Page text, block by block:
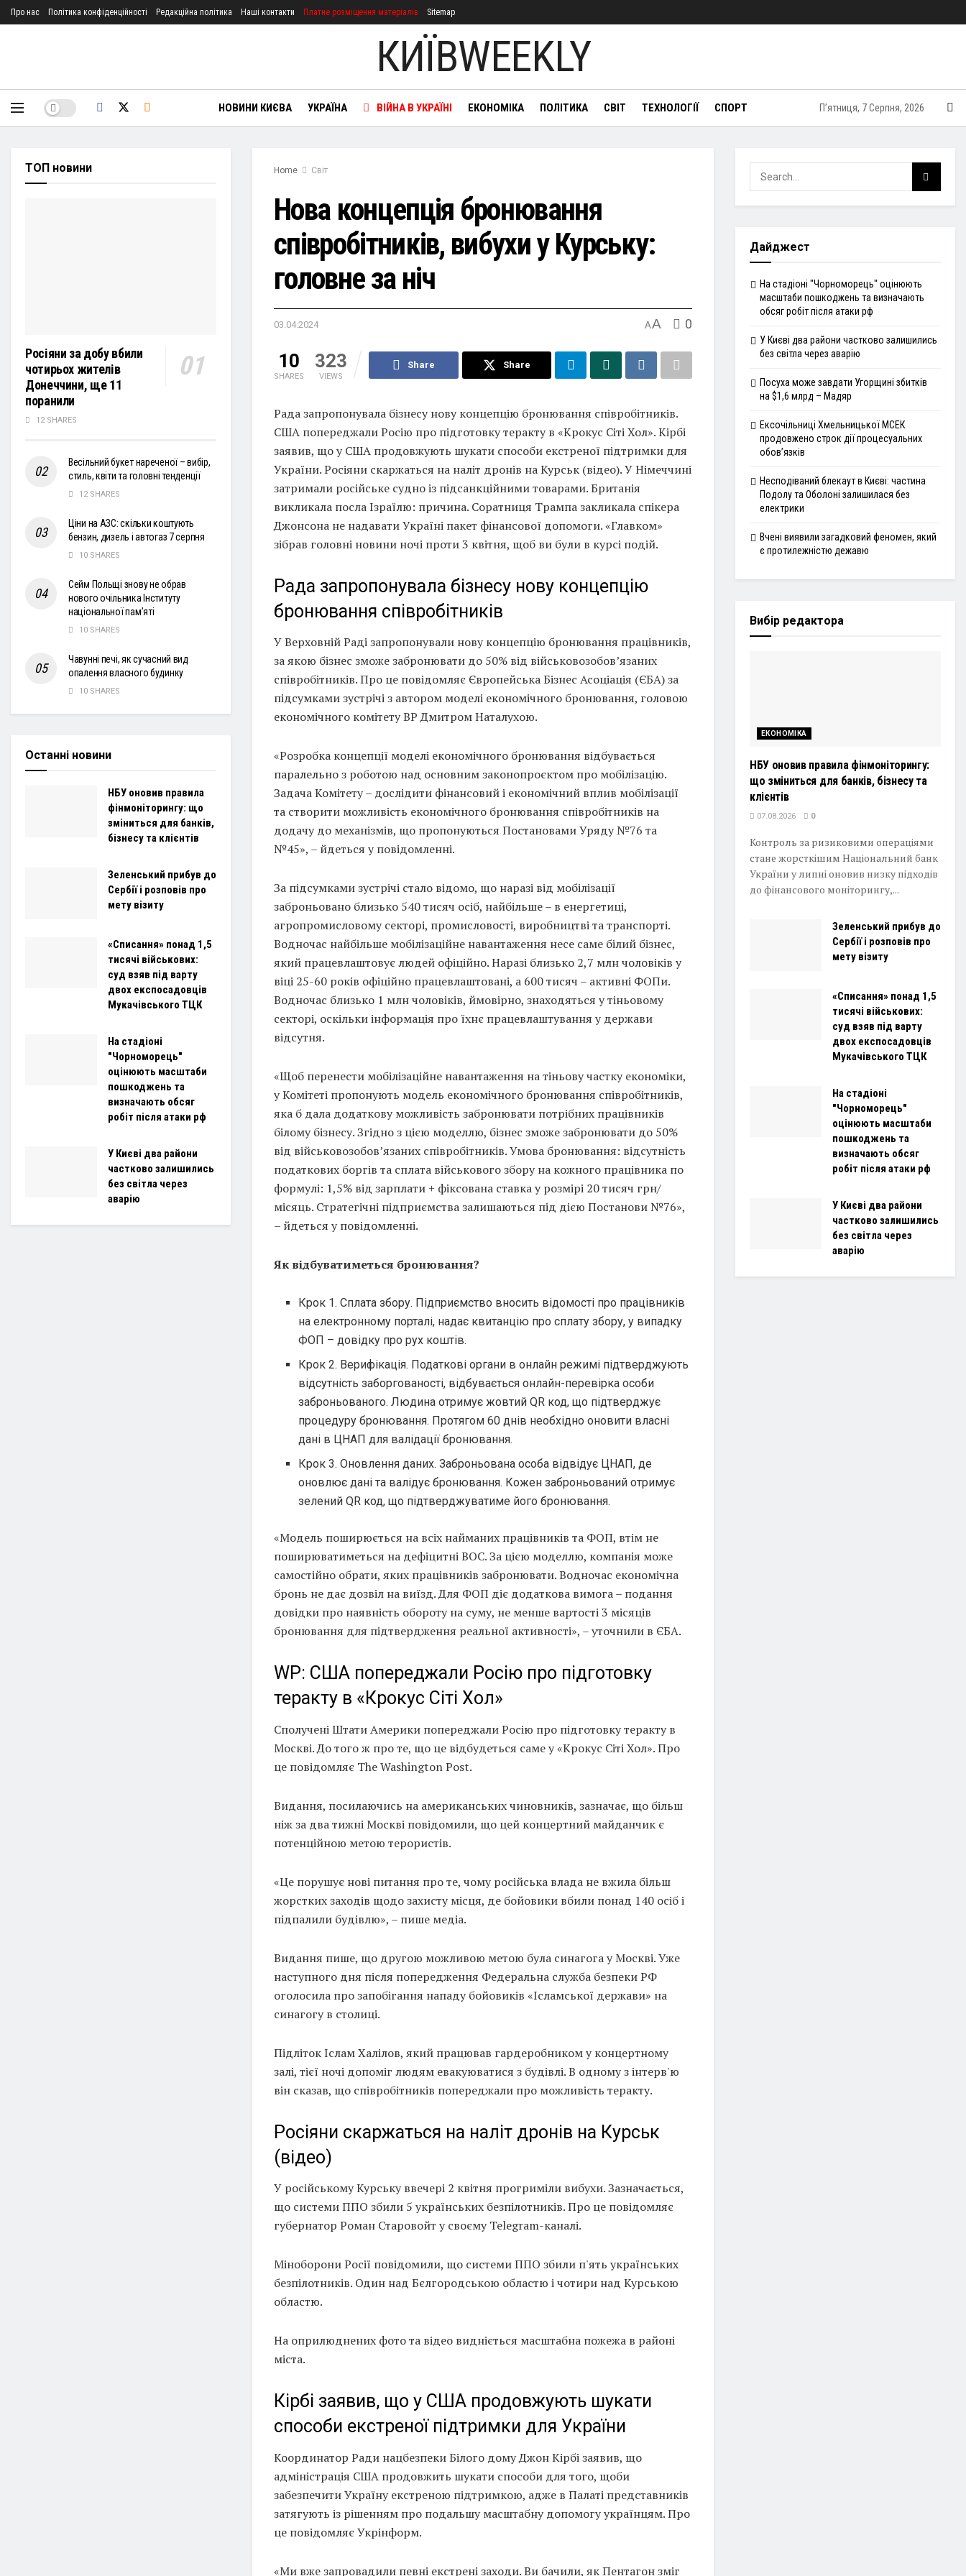
Про нас Політика конфіденційності Редакційна політика Наші контакти Платне розміщення матеріалів Sitemap
КИЇВWEEKLY
НОВИНИ КИЄВА УКРАЇНА ВІЙНА В УКРАЇНІ ЕКОНОМІКА ПОЛІТИКА СВІТ ТЕХНОЛОГІЇ СПОРТ П’ятниця, 7 Серпня, 2026
Home Світ
Нова концепція бронювання
співробітників, вибухи у Курську:
головне за ніч
03.04.2024 AA 0
10
SHARES
323
VIEWS
Share Share
Рада запропонувала бізнесу нову концепцію бронювання співробітників.
США попереджали Росію про підготовку теракту в «Крокус Сіті Хол». Кірбі
заявив, що у США продовжують шукати способи екстреної підтримки для
України. Росіяни скаржаться на наліт дронів на Курськ (відео). У Німеччині
затримали російське судно із підсанкційними товарами. Британія
викликала посла Ізраїлю: причина. Соратниця Трампа закликала спікера
Джонсона не надавати Україні пакет фінансової допомоги. «Главком»
зібрав головні новини ночі проти 3 квітня, щоб ви були в курсі подій.
Рада запропонувала бізнесу нову концепцію
бронювання співробітників
У Верховній Раді запропонували нову концепцію бронювання працівників,
за якою бізнес зможе забронювати до 50% від військовозобов’язаних
співробітників. Про це повідомляє Європейська Бізнес Асоціація (ЄБА) за
підсумками зустрічі з автором моделі економічного бронювання, головою
економічного комітету ВР Дмитром Наталухою.
«Розробка концепції моделі економічного бронювання відбувається
паралельно з роботою над основним законопроєктом про мобілізацію.
Задача Комітету – дослідити фінансовий і економічний вплив мобілізації
та створити можливість економічного бронювання співробітників на
додачу до механізмів, що пропонуються Постановами Уряду №76 та
№45», – йдеться у повідомленні.
За підсумками зустрічі стало відомо, що наразі від мобілізації
заброньовано близько 540 тисяч осіб, найбільше – в енергетиці,
агропромисловому секторі, промисловості, виробництві та транспорті.
Водночас найбільше мобілізаційне навантаження несе саме білий бізнес,
який працевлаштовує людей офіційно. Наразі близько 2,7 млн чоловіків у
віці 25-60 років офіційно працевлаштовані, а 600 тисяч – активні ФОПи.
Водночас близько 1 млн чоловіків, ймовірно, знаходяться у тіньовому
секторі, оскільки інформація про їхнє працевлаштування у держави
відсутня.
«Щоб перенести мобілізаційне навантаження на тіньову частку економіки,
у Комітеті пропонують модель економічного бронювання співробітників,
яка б дала додаткову можливість забронювати потрібних працівників
білому бізнесу. Згідно з цією моделлю, бізнес зможе забронювати до 50%
від військовозобов’язаних співробітників. Умова бронювання: відсутність
податкових боргів та сплата військового збору на кожного працівника по
формулі: 1,5% від зарплати + фіксована ставка у розмірі 20 тисяч грн/
місяць. Стратегічні підприємства залишаються під дією Постанови №76»,
– йдеться у повідомленні.
Як відбуватиметься бронювання?
Крок 1. Сплата збору. Підприємство вносить відомості про працівників
на електронному порталі, надає квитанцію про сплату збору, у випадку
ФОП – довідку про рух коштів.
Крок 2. Верифікація. Податкові органи в онлайн режимі підтверджують
відсутність заборгованості, відбувається онлайн-перевірка особи
заброньованого. Людина отримує жовтий QR код, що підтверджує
процедуру бронювання. Протягом 60 днів необхідно оновити власні
дані в ЦНАП для валідації бронювання.
Крок 3. Оновлення даних. Заброньована особа відвідує ЦНАП, де
оновлює дані та валідує бронювання. Кожен заброньований отримує
зелений QR код, що підтверджуватиме його бронювання.
«Модель поширюється на всіх найманих працівників та ФОП, втім не
поширюватиметься на дефіцитні ВОС. За цією моделлю, компанія може
самостійно обрати, яких працівників забронювати. Водночас економічна
бронь не дає дозвіл на виїзд. Для ФОП діє додаткова вимога – подання
довідки про наявність обороту на суму, не менше вартості 3 місяців
бронювання для підтвердження реальної активності», – уточнили в ЄБА.
WP: США попереджали Росію про підготовку
теракту в «Крокус Сіті Хол»
Сполучені Штати Америки попереджали Росію про підготовку теракту в
Москві. До того ж про те, що це відбудеться саме у «Крокус Сіті Хол». Про
це повідомляє The Washington Post.
Видання, посилаючись на американських чиновників, зазначає, що більш
ніж за два тижні Москві повідомили, що цей концертний майданчик є
потенційною метою терористів.
«Це порушує нові питання про те, чому російська влада не вжила більш
жорстких заходів щодо захисту місця, де бойовики вбили понад 140 осіб і
підпалили будівлю», – пише медіа.
Видання пише, що другою можливою метою була синагога у Москві. Уже
наступного дня після попередження Федеральна служба безпеки РФ
оголосила про запобігання нападу бойовиків «Ісламської держави» на
синагогу в столиці.
Підліток Іслам Халілов, який працював гардеробником у концертному
залі, тієї ночі допоміг людям евакуюватися з будівлі. В одному з інтерв'ю
він сказав, що співробітників попереджали про можливість теракту.
Росіяни скаржаться на наліт дронів на Курськ
(відео)
У російському Курську ввечері 2 квітня прогриміли вибухи. Зазначається,
що системи ППО збили 5 українських безпілотників. Про це повідомляє
губернатор Роман Старовойт у своєму Telegram-каналі.
Міноборони Росії повідомили, що системи ППО збили п'ять українських
безпілотників. Один над Бєлгородською областю і чотири над Курською
областю.
На оприлюднених фото та відео видніється масштабна пожежа в районі
міста.
Кірбі заявив, що у США продовжують шукати
способи екстреної підтримки для України
Координатор Ради нацбезпеки Білого дому Джон Кірбі заявив, що
адміністрація США продовжить шукати способи для того, щоби
забезпечити Україну екстреною підтримкою, адже в Палаті представників
затягують із рішенням про подальшу масштабну допомогу українцям. Про
це повідомляє Укрінформ.
«Ми вже запровадили певні екстрені заходи. Ви бачили, як Пентагон зміг
ТОП новини
Росіяни за добу вбили
чотирьох жителів
Донеччини, ще 11
поранили
12 SHARES
Весільний букет нареченої – вибір,
стиль, квіти та головні тенденції
12 SHARES
Ціни на АЗС: скільки коштують
бензин, дизель і автогаз 7 серпня
10 SHARES
Сейм Польщі знову не обрав
нового очільника Інституту
національної пам’яті
10 SHARES
Чавунні печі, як сучасний вид
опалення власного будинку
10 SHARES
Останні новини
НБУ оновив правила
фінмоніторингу: що
зміниться для банків,
бізнесу та клієнтів
Зеленський прибув до
Сербії і розповів про
мету візиту
«Списання» понад 1,5
тисячі військових:
суд взяв під варту
двох експосадовців
Мукачівського ТЦК
На стадіоні
"Чорноморець"
оцінюють масштаби
пошкоджень та
визначають обсяг
робіт після атаки рф
У Києві два райони
частково залишились
без світла через
аварію
Дайджест
На стадіоні "Чорноморець" оцінюють
масштаби пошкоджень та визначають
обсяг робіт після атаки рф
У Києві два райони частково залишились
без світла через аварію
Посуха може завдати Угорщині збитків
на $1,6 млрд – Мадяр
Ексочільниці Хмельницької МСЕК
продовжено строк дії процесуальних
обов’язків
Несподіваний блекаут в Києві: частина
Подолу та Оболоні залишилася без
електрики
Вчені виявили загадковий феномен, який
є протилежністю дежавю
Вибір редактора
ЕКОНОМІКА
НБУ оновив правила фінмоніторингу:
що зміниться для банків, бізнесу та
клієнтів
07.08.2026 0
Контроль за ризиковими операціями
стане жорсткішим Національний банк
України у липні оновив низку підходів
до фінансового моніторингу,...
Зеленський прибув до
Сербії і розповів про
мету візиту
«Списання» понад 1,5
тисячі військових:
суд взяв під варту
двох експосадовців
Мукачівського ТЦК
На стадіоні
"Чорноморець"
оцінюють масштаби
пошкоджень та
визначають обсяг
робіт після атаки рф
У Києві два райони
частково залишились
без світла через
аварію